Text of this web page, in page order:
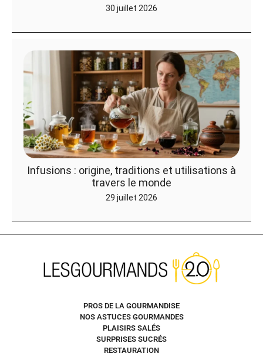
30 juillet 2026
Infusions : origine, traditions et utilisations à
travers le monde
29 juillet 2026
PROS DE LA GOURMANDISE
NOS ASTUCES GOURMANDES
PLAISIRS SALÉS
SURPRISES SUCRÉS
RESTAURATION